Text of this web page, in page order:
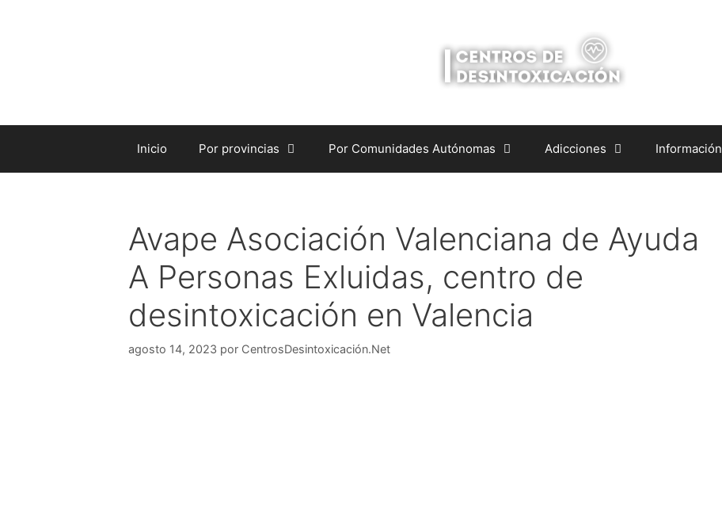
Inicio Por provincias Por Comunidades Autónomas Adicciones Información
Avape Asociación Valenciana de Ayuda
A Personas Exluidas, centro de
desintoxicación en Valencia
agosto 14, 2023 por CentrosDesintoxicación.Net